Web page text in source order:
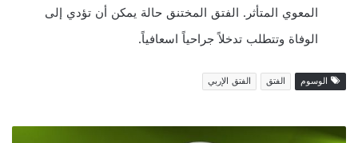
المعوي المتأثر. الفتق المختنق حالة يمكن أن تؤدي إلى
الوفاة وتتطلب تدخلاً جراحياً اسعافياً.
الوسوم الفتق الفتق الإربي
مخاطر